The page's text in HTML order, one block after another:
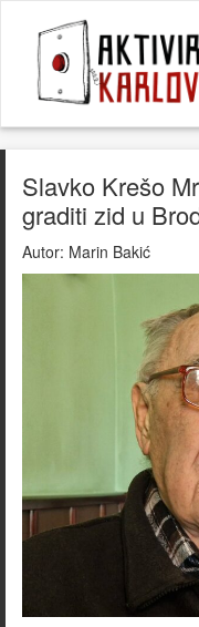
Slavko Krešo
graditi zid u
Autor: Marin Bakić